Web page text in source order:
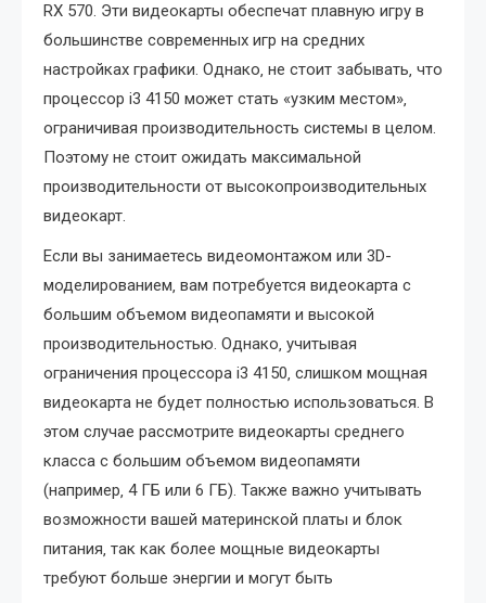
RX 570. Эти видеокарты обеспечат плавную игру в
большинстве современных игр на средних
настройках графики. Однако‚ не стоит забывать‚ что
процессор i3 4150 может стать «узким местом»‚
ограничивая производительность системы в целом.
Поэтому не стоит ожидать максимальной
производительности от высокопроизводительных
видеокарт.
Если вы занимаетесь видеомонтажом или 3D-
моделированием‚ вам потребуется видеокарта с
большим объемом видеопамяти и высокой
производительностью. Однако‚ учитывая
ограничения процессора i3 4150‚ слишком мощная
видеокарта не будет полностью использоваться. В
этом случае рассмотрите видеокарты среднего
класса с большим объемом видеопамяти
(например‚ 4 ГБ или 6 ГБ). Также важно учитывать
возможности вашей материнской платы и блок
питания‚ так как более мощные видеокарты
требуют больше энергии и могут быть